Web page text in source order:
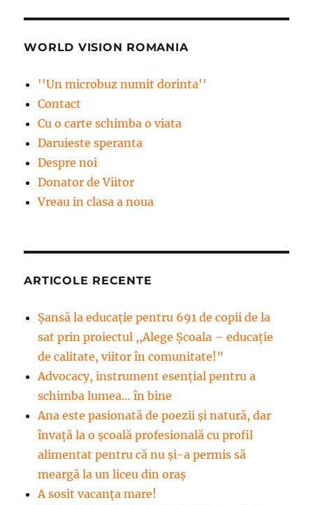
WORLD VISION ROMANIA
''Un microbuz numit dorinta''
Contact
Cu o carte schimba o viata
Daruieste speranta
Despre noi
Donator de Viitor
Vreau in clasa a noua
ARTICOLE RECENTE
Șansă la educație pentru 691 de copii de la
sat prin proiectul ,,Alege Școala – educație
de calitate, viitor în comunitate!”
Advocacy, instrument esenţial pentru a
schimba lumea… în bine
Ana este pasionată de poezii și natură, dar
învață la o școală profesională cu profil
alimentat pentru că nu și-a permis să
meargă la un liceu din oraș
A sosit vacanța mare!